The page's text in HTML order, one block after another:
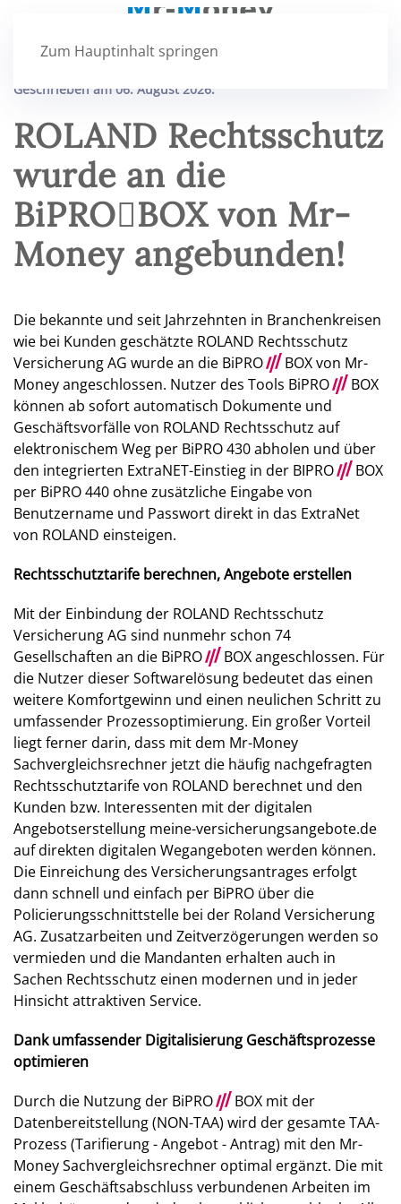
Zum Hauptinhalt springen
Geschrieben am 06. August 2026.
ROLAND Rechtsschutz
wurde an die
BiPROBOX von Mr-
Money angebunden!
Die bekannte und seit Jahrzehnten in Branchenkreisen
wie bei Kunden geschätzte ROLAND Rechtsschutz
Versicherung AG wurde an die BiPRO/// BOX von Mr-
Money angeschlossen. Nutzer des Tools BiPRO/// BOX
können ab sofort automatisch Dokumente und
Geschäftsvorfälle von ROLAND Rechtsschutz auf
elektronischem Weg per BiPRO 430 abholen und über
den integrierten ExtraNET-Einstieg in der BIPRO/// BOX
per BiPRO 440 ohne zusätzliche Eingabe von
Benutzername und Passwort direkt in das ExtraNet
von ROLAND einsteigen.
Rechtsschutztarife berechnen, Angebote erstellen
Mit der Einbindung der ROLAND Rechtsschutz
Versicherung AG sind nunmehr schon 74
Gesellschaften an die BiPRO/// BOX angeschlossen. Für
die Nutzer dieser Softwarelösung bedeutet das einen
weitere Komfortgewinn und einen neulichen Schritt zu
umfassender Prozessoptimierung. Ein großer Vorteil
liegt ferner darin, dass mit dem Mr-Money
Sachvergleichsrechner jetzt die häufig nachgefragten
Rechtsschutztarife von ROLAND berechnet und den
Kunden bzw. Interessenten mit der digitalen
Angebotserstellung meine-versicherungsangebote.de
auf direkten digitalen Wegangeboten werden können.
Die Einreichung des Versicherungsantrages erfolgt
dann schnell und einfach per BiPRO über die
Policierungsschnittstelle bei der Roland Versicherung
AG. Zusatzarbeiten und Zeitverzögerungen werden so
vermieden und die Mandanten erhalten auch in
Sachen Rechtsschutz einen modernen und in jeder
Hinsicht attraktiven Service.
Dank umfassender Digitalisierung Geschäftsprozesse
optimieren
Durch die Nutzung der BiPRO/// BOX mit der
Datenbereitstellung (NON-TAA) wird der gesamte TAA-
Prozess (Tarifierung - Angebot - Antrag) mit den Mr-
Money Sachvergleichsrechner optimal ergänzt. Die mit
einem Geschäftsabschluss verbundenen Arbeiten im